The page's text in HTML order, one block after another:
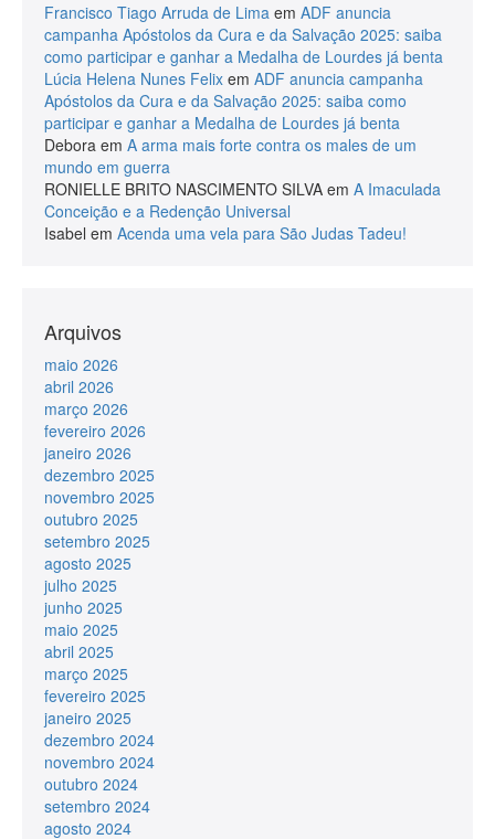
Francisco Tiago Arruda de Lima em ADF anuncia
campanha Apóstolos da Cura e da Salvação 2025: saiba
como participar e ganhar a Medalha de Lourdes já benta
Lúcia Helena Nunes Felix em ADF anuncia campanha
Apóstolos da Cura e da Salvação 2025: saiba como
participar e ganhar a Medalha de Lourdes já benta
Debora em A arma mais forte contra os males de um
mundo em guerra
RONIELLE BRITO NASCIMENTO SILVA em A Imaculada
Conceição e a Redenção Universal
Isabel em Acenda uma vela para São Judas Tadeu!
Arquivos
maio 2026
abril 2026
março 2026
fevereiro 2026
janeiro 2026
dezembro 2025
novembro 2025
outubro 2025
setembro 2025
agosto 2025
julho 2025
junho 2025
maio 2025
abril 2025
março 2025
fevereiro 2025
janeiro 2025
dezembro 2024
novembro 2024
outubro 2024
setembro 2024
agosto 2024